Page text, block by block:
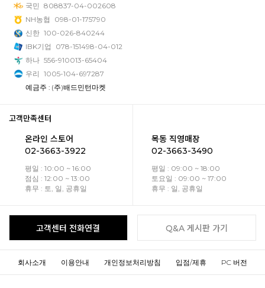
국민 808837-04-002608
NH농협
098-01-175790
신한 100-026-840244
IBK기업
078-151498-04-012
하나 556-910013-65404
우리 1005-104-697287
예금주 : (주)배드민턴마켓
고객만족센터
온라인 스토어
02-3663-3922
평일 : 10:00 ~ 16:00
점심 : 12:00 ~ 13:00
휴무 : 토, 일, 공휴일
목동 직영매장
02-3663-3490
평일 : 09:00 ~ 18:00
토요일 : 09:00 ~ 17:00
휴무 : 일, 공휴일
고객센터 전화연결 Q&A 게시판 가기
회사소개 이용안내 개인정보처리방침 입점/제휴 PC 버전